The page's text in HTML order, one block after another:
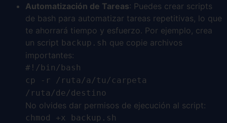
Automatización de Tareas: Puedes crear scripts
de bash para automatizar tareas repetitivas, lo que
te ahorrará tiempo y esfuerzo. Por ejemplo, crea
un script backup.sh que copie archivos
importantes:
#!/bin/bash
cp -r /ruta/a/tu/carpeta
/ruta/de/destino
No olvides dar permisos de ejecución al script:
chmod +x backup.sh